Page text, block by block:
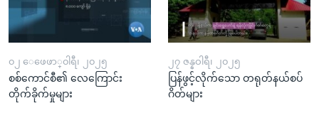
၀၂ ေဖေဖာ္၀ါရီ၊ ၂၀၂၅
စစ်ကောင်စီ၏ လေကြောင်း
တိုက်ခိုက်မှုများ
၂၇ ဇန္နဝါရီ၊ ၂၀၂၅
ပြန်ဖွင့်လိုက်သော တရုတ်နယ်စပ်
ဂိတ်များ